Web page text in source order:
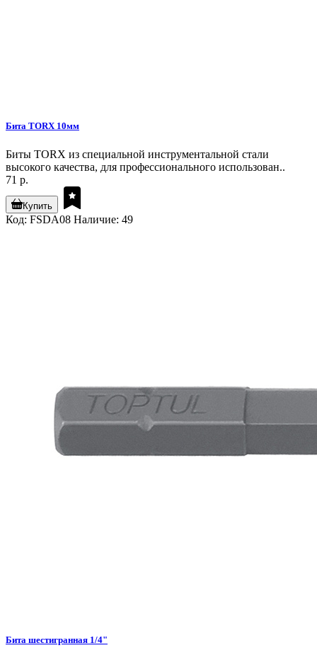
Бита TORX 10мм
Биты TORX из специальной инструментальной стали
высокого качества, для профессионального использован..
71 р.
Купить
Код: FSDA08 Наличие: 49
Бита шестигранная 1/4"